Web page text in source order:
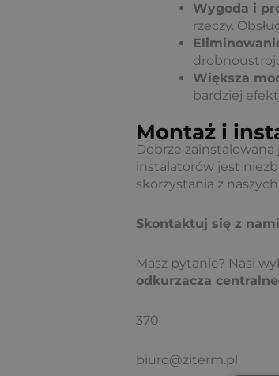
Wygoda i
rzeczy.
Większa
bardziej
Montaż i
Dobrze
instalatorów jest
skorzystania z naszych
Skontaktuj się z
Masz pytanie? Nasi
odkurzacza
370
biuro@ziterm.pl